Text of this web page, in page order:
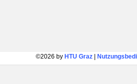
©2026 by HTU Graz|